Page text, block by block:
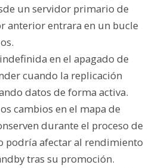
un servidor primario de
anterior entrara en un bucle
en el apagado de
cuando la replicación
datos de forma activa.
cambios en el mapa de
durante el proceso de
podría afectar al rendimiento
tras su promoción.